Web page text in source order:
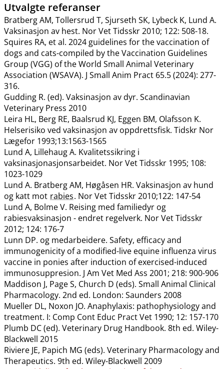
Utvalgte referanser
Bratberg AM, Tollersrud T, Sjurseth SK, Lybeck K, Lund A.
Vaksinasjon av hest. Nor Vet Tidsskr 2010; 122: 508-18.
Squires RA, et al. 2024 guidelines for the vaccination of
dogs and cats-compiled by the Vaccination Guidelines
Group (VGG) of the World Small Animal Veterinary
Association (WSAVA). J Small Anim Pract 65.5 (2024): 277-
316.
Gudding R. (ed). Vaksinasjon av dyr. Scandinavian
Veterinary Press 2010
Leira HL, Berg RE, Baalsrud KJ, Eggen BM, Olafsson K.
Helserisiko ved vaksinasjon av oppdrettsfisk. Tidskr Nor
Lægefor 1993;13:1563-1565
Lund A, Lillehaug A. Kvalitetssikring i
vaksinasjonasjonsarbeidet. Nor Vet Tidsskr 1995; 108:
1023-1029
Lund A. Bratberg AM, Høgåsen HR. Vaksinasjon av hund
og katt mot rabies. Nor Vet Tidsskr 2010;122: 147-54
Lund A, Bolme V. Reising med familiedyr og
rabiesvaksinasjon - endret regelverk. Nor Vet Tidsskr
2012; 124: 176-7
Lunn DP. og medarbeidere. Safety, efficacy and
immunogenicity of a modified-live equine influenza virus
vaccine in ponies after induction of exercised-induced
immunosuppresion. J Am Vet Med Ass 2001; 218: 900-906
Maddison J, Page S, Church D (eds). Small Animal Clinical
Pharmacology. 2nd ed. London: Saunders 2008
Mueller DL, Noxon JO. Anaphylaxis: pathophysiology and
treatment. I: Comp Cont Educ Pract Vet 1990; 12: 157-170
Plumb DC (ed). Veterinary Drug Handbook. 8th ed. Wiley-
Blackwell 2015
Riviere JE, Papich MG (eds). Veterinary Pharmacology and
Therapeutics. 9th ed. Wiley-Blackwell 2009